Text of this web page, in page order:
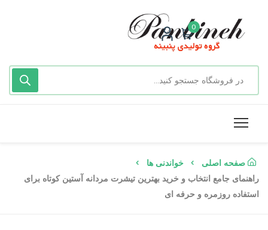
0
صفحه اصلی
خواندنی ها
راهنمای جامع انتخاب و خرید بهترین تیشرت مردانه آستین کوتاه برای
استفاده روزمره و حرفه ای